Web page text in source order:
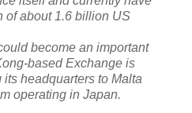
of about 1.6 billion US
become an important
based Exchange is
headquarters to Malta
operating in Japan.